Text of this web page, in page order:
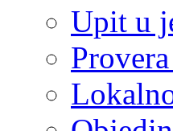
Upit u